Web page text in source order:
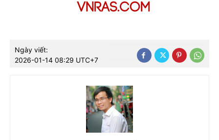
Ngày viết:
2026-01-14 08:29 UTC+7